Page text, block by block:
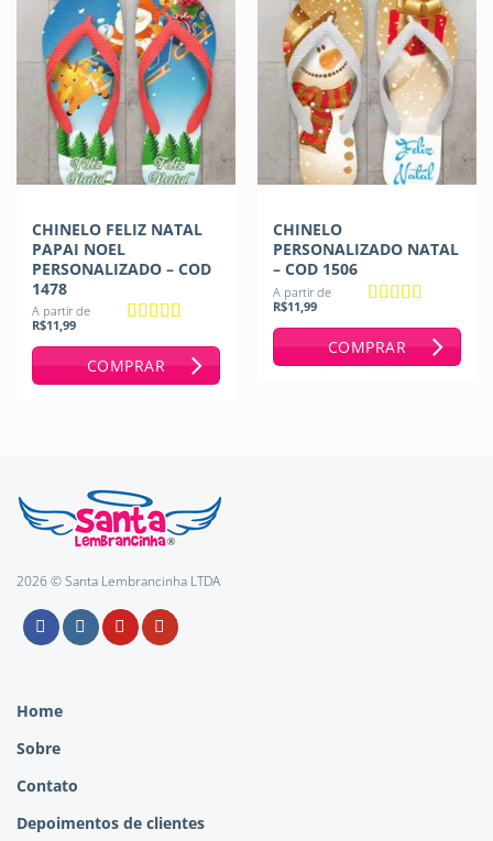
CHINELO FELIZ NATAL
PAPAI NOEL
PERSONALIZADO – COD
1478
A partir de
R$11,99
COMPRAR
CHINELO
PERSONALIZADO NATAL
– COD 1506
A partir de
R$11,99
COMPRAR
2026 © Santa Lembrancinha LTDA
Home
Sobre
Contato
Depoimentos de clientes